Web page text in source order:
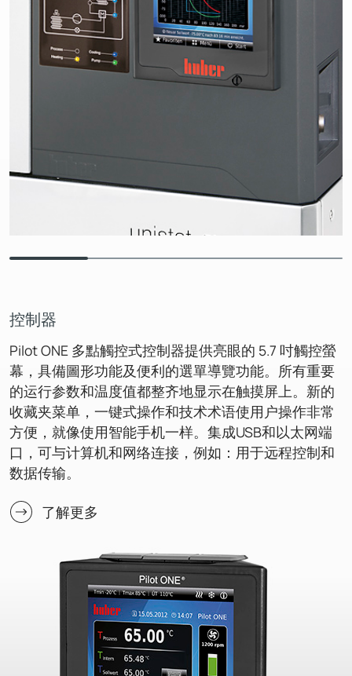
控制器
Pilot ONE 多點觸控式控制器提供亮眼的 5.7 吋觸控螢
幕，具備圖形功能及便利的選單導覽功能。所有重要
的运行参数和温度值都整齐地显示在触摸屏上。新的
收藏夹菜单，一键式操作和技术术语使用户操作非常
方便，就像使用智能手机一样。集成USB和以太网端
口，可与计算机和网络连接，例如：用于远程控制和
数据传输。
了解更多